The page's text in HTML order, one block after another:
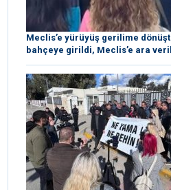
Meclis’e yürüyüş gerilime
bahçeye girildi, Meclis’e ara